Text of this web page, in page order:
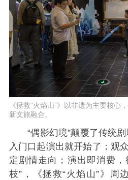
《拯救“火焰山”》以非遗为主要核心
新文旅融合。
“偶影幻境”颠覆了传统剧
入门口起演出就开始了；观
定剧情走向；演出即消费
枝”，《拯救“火焰山”》周